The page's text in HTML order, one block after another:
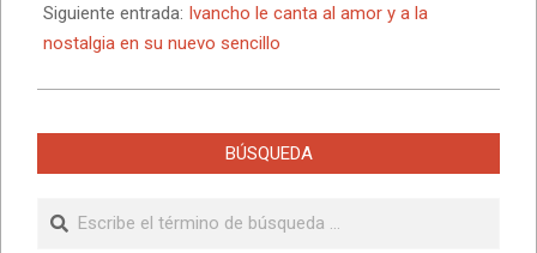
Siguiente entrada: Ivancho le canta al amor y a la
nostalgia en su nuevo sencillo
BÚSQUEDA
Buscar